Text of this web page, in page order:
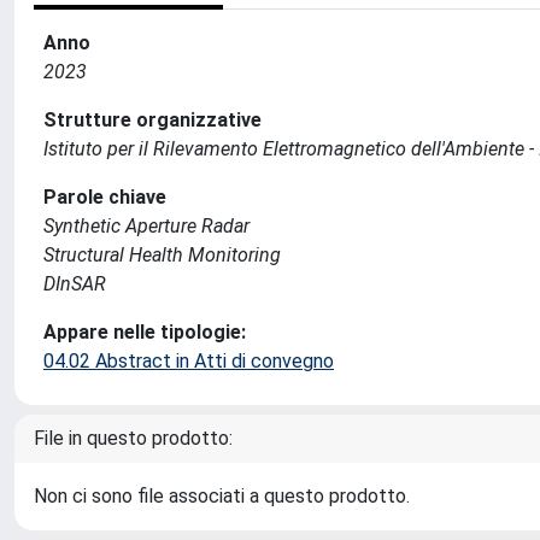
Anno
2023
Strutture organizzative
Istituto per il Rilevamento Elettromagnetico dell'Ambiente -
Parole chiave
Synthetic Aperture Radar
Structural Health Monitoring
DInSAR
Appare nelle tipologie:
04.02 Abstract in Atti di convegno
File in questo prodotto:
Non ci sono file associati a questo prodotto.